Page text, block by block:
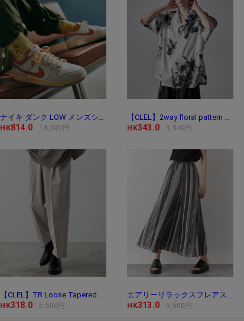
HK814.0 14,300円 HK343.0 5,940円
HK318.0 5,500円 HK313.0 5,500円